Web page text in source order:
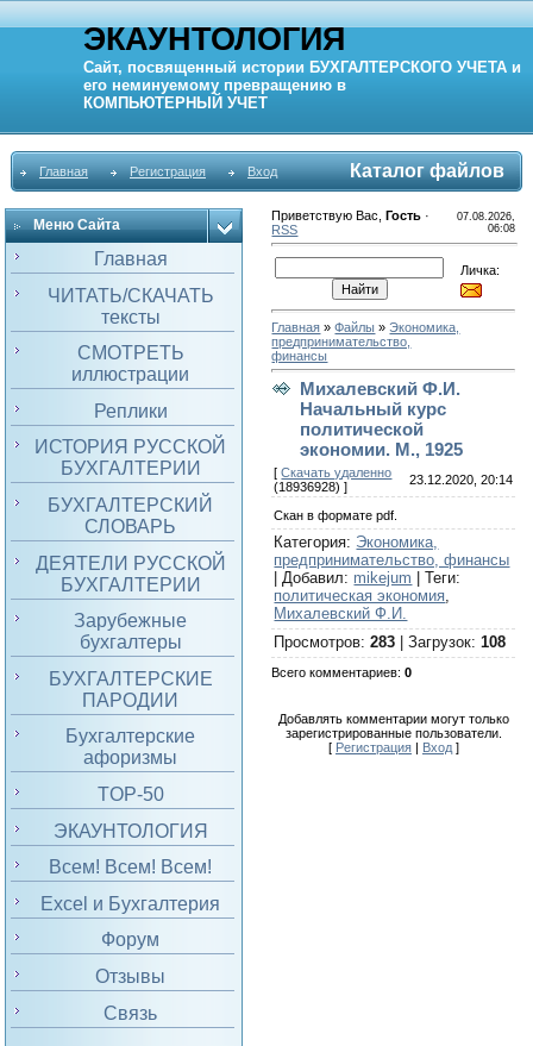
ЭКАУНТОЛОГИЯ
Сайт, посвященный истории БУХГАЛТЕРСКОГО УЧЕТА и
его неминуемому превращению в
КОМПЬЮТЕРНЫЙ УЧЕТ
Главная Регистрация Вход Каталог файлов
Меню Сайта
Главная
ЧИТАТЬ/СКАЧАТЬ
тексты
СМОТРЕТЬ
иллюстрации
Реплики
ИСТОРИЯ РУССКОЙ
БУХГАЛТЕРИИ
БУХГАЛТЕРСКИЙ
СЛОВАРЬ
ДЕЯТЕЛИ РУССКОЙ
БУХГАЛТЕРИИ
Зарубежные
бухгалтеры
БУХГАЛТЕРСКИЕ
ПАРОДИИ
Бухгалтерские
афоризмы
TOP-50
ЭКАУНТОЛОГИЯ
Всем! Всем! Всем!
Excel и Бухгалтерия
Форум
Отзывы
Связь
Приветствую Вас ,Гость ·
RSS
07.08.2026,
06:08
Личка:
Главная »Файлы »Экономика,
предпринимательство,
финансы
Михалевский Ф.И.
Начальный курс
политической
экономии. М., 1925
[Скачать удаленно
(18936928) ]
23.12.2020, 20:14
Скан в формате pdf.
Категория: Экономика,
предпринимательство, финансы
|Добавил: mikejum |Теги:
политическая экономия,
Михалевский Ф.И.
Просмотров:283 |Загрузок:108
Всего комментариев:0
Добавлять комментарии могут только
зарегистрированные пользователи.
[ Регистрация| Вход]